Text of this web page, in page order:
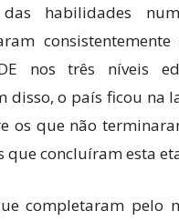
habilidades
nos três níveis
disso, o país ficou na
os que não
que concluíram esta
completaram pelo